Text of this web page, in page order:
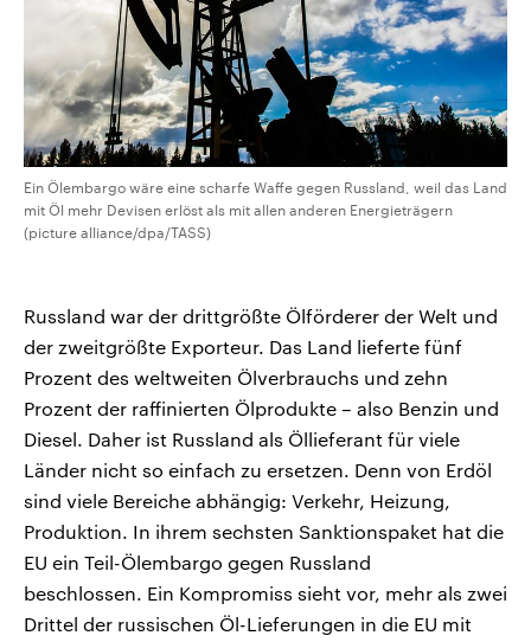
Ein Ölembargo wäre eine scharfe Waffe gegen Russland, weil das Land
mit Öl mehr Devisen erlöst als mit allen anderen Energieträgern
(picture alliance/dpa/TASS)
Russland war der drittgrößte Ölförderer der Welt und
der zweitgrößte Exporteur. Das Land lieferte fünf
Prozent des weltweiten Ölverbrauchs und zehn
Prozent der raffinierten Ölprodukte – also Benzin und
Diesel. Daher ist Russland als Öllieferant für viele
Länder nicht so einfach zu ersetzen. Denn von Erdöl
sind viele Bereiche abhängig: Verkehr, Heizung,
Produktion. In ihrem sechsten Sanktionspaket hat die
EU ein Teil-Ölembargo gegen Russland
beschlossen. Ein Kompromiss sieht vor, mehr als zwei
Drittel der russischen Öl-Lieferungen in die EU mit